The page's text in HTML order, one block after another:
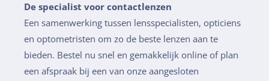
De specialist voor contactlenzen
Een samenwerking tussen lensspecialisten, opticiens
en optometristen om zo de beste lenzen aan te
bieden. Bestel nu snel en gemakkelijk online of plan
een afspraak bij een van onze aangesloten